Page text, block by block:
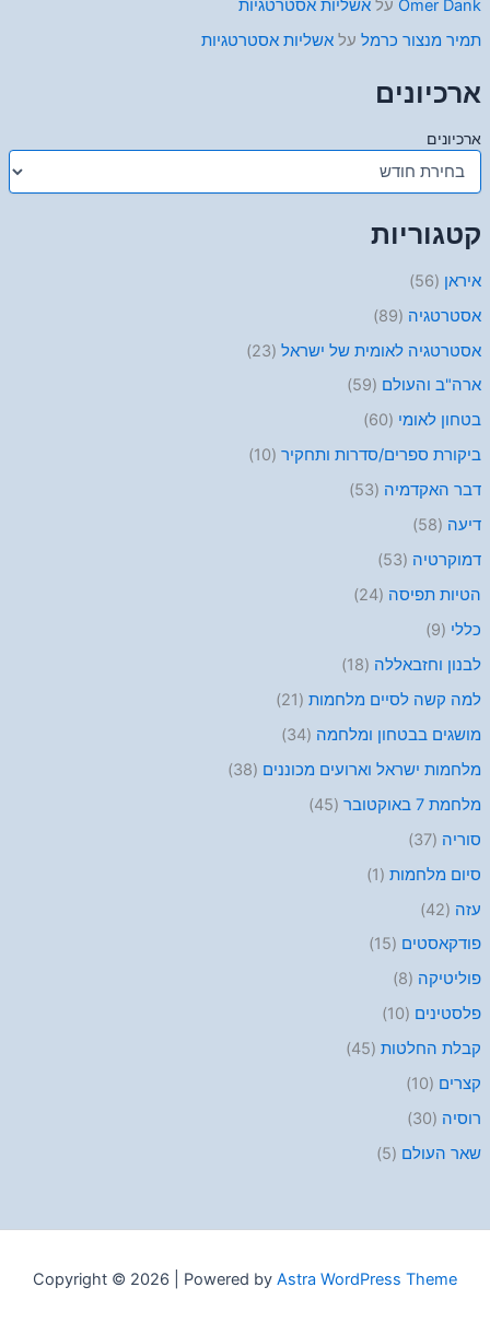
Omer Dank על אשליות אסטרטגיות
תמיר מנצור כרמלעל אשליות אסטרטגיות
ארכיונים
ארכיונים
קטגוריות
איראן (56)
אסטרטגיה (89)
אסטרטגיה לאומית של ישראל(23)
ארה"ב והעולם (59)
בטחון לאומי (60)
ביקורת ספרים/סדרות ותחקיר(10)
דבר האקדמיה (53)
דיעה (58)
דמוקרטיה (53)
הטיות תפיסה (24)
כללי (9)
לבנון וחזבאללה (18)
למה קשה לסיים מלחמות(21)
מושגים בבטחון ומלחמה (34)
מלחמות ישראל וארועים מכוננים (38)
מלחמת 7 באוקטובר
(45)
סוריה (37)
סיום מלחמות(1)
עזה (42)
פודקאסטים (15)
פוליטיקה (8)
פלסטינים (10)
קבלת החלטות(45)
קצרים (10)
רוסיה (30)
שאר העולם (5)
Copyright © 2026 | Powered by Astra WordPress Theme